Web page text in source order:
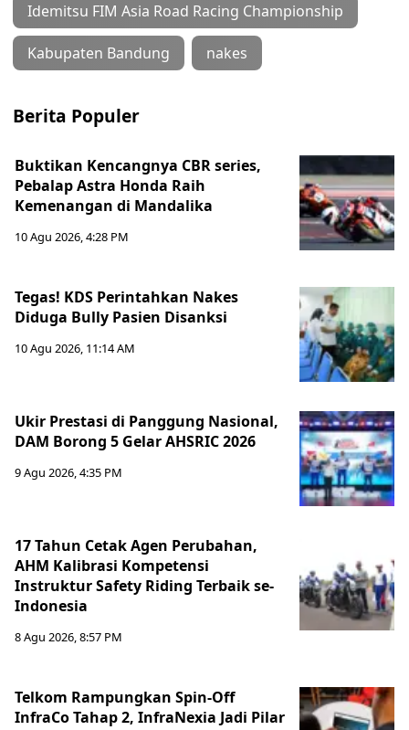
Idemitsu FIM Asia Road Racing Championship
Kabupaten Bandung nakes
Berita Populer
Buktikan Kencangnya CBR series,
Pebalap Astra Honda Raih
Kemenangan di Mandalika
10 Agu 2026, 4:28 PM
Tegas! KDS Perintahkan Nakes
Diduga Bully Pasien Disanksi
10 Agu 2026, 11:14 AM
Ukir Prestasi di Panggung Nasional,
DAM Borong 5 Gelar AHSRIC 2026
9 Agu 2026, 4:35 PM
17 Tahun Cetak Agen Perubahan,
AHM Kalibrasi Kompetensi
Instruktur Safety Riding Terbaik se-
Indonesia
8 Agu 2026, 8:57 PM
Telkom Rampungkan Spin-Off
InfraCo Tahap 2, InfraNexia Jadi Pilar